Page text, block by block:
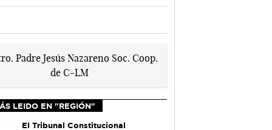
LEIDO EN "REGIÓN"
El Tribunal Constitucional